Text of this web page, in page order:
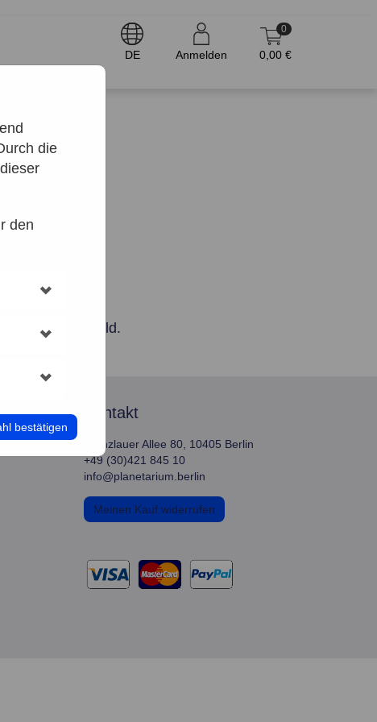
die
den
bestätigen
DE Anmelden
0
0,00 €
das Datumsfeld.
kontakt
Prenzlauer Allee 80, 10405 Berlin
+49 (30)421 845 10
info@planetarium.berlin
Meinen Kauf widerrufen